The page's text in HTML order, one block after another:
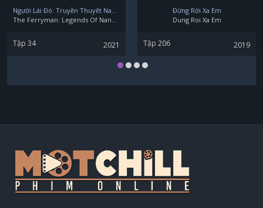
Người Lái Đò: Truyền Thuyết Nam Dương
The Ferryman: Legends Of Nanyang
Tập 34 2021
Đừng Rời Xa Em
Dung Roi Xa Em
Tập 206 2019